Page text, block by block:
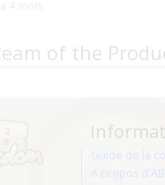
of the
Guide de la
A propos